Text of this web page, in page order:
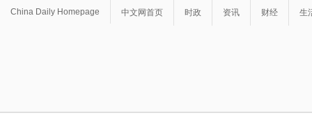
China Daily Homepage 中文网首页 时政 资讯 财经 生